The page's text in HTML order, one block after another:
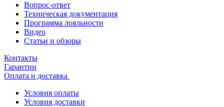
Вопрос-ответ
Техническая документация
Программа лояльности
Видео
Статьи и обзоры
Контакты
Гарантии
Оплата и доставка
Условия оплаты
Условия доставки